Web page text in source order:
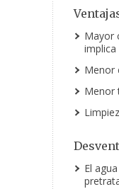
Mayor
implica
Menor
Menor
El